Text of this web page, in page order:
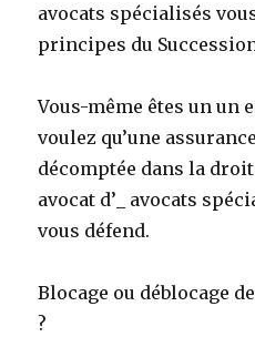
avocats spécialisés
principes du
Vous-même êtes un un
voulez qu’une
décomptée dans la
avocat d’_ avocats
vous défend.
Blocage ou déblocage
?